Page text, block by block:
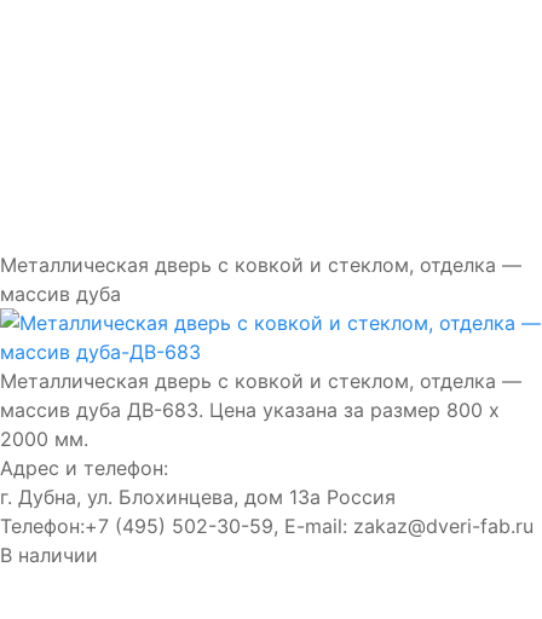
Металлическая дверь с ковкой и стеклом, отделка —
массив дуба
Металлическая дверь с ковкой и стеклом, отделка —
массив дуба ДВ-683. Цена указана за размер 800 х
2000 мм.
Адрес и телефон:
г. Дубна, ул. Блохинцева, дом 13а Россия
Телефон:+7 (495) 502-30-59, E-mail: zakaz@dveri-fab.ru
В наличии